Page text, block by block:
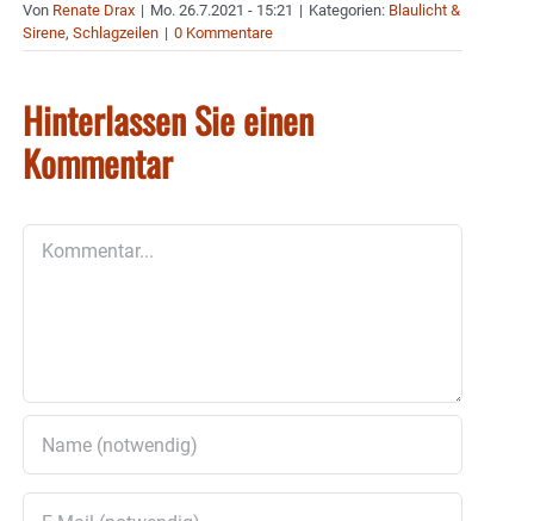
Von Renate Drax | Mo. 26.7.2021 - 15:21 | Kategorien: Blaulicht &
Sirene, Schlagzeilen | 0 Kommentare
Hinterlassen Sie einen
Kommentar